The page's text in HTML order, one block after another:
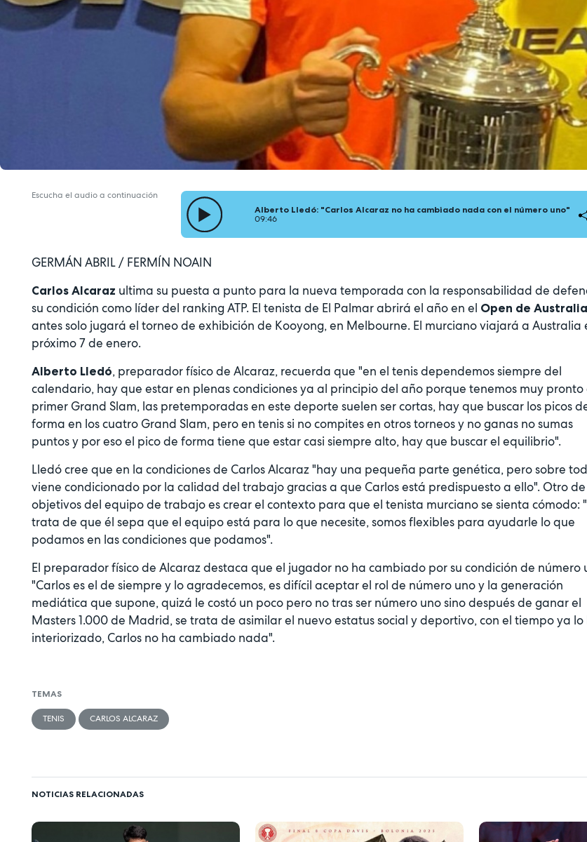
Escucha el audio a continuación
Alberto Lledó: "Carlos Alcaraz no ha cambiado nada con el número uno"
09:46
GERMÁN ABRIL / FERMÍN NOAIN
Carlos Alcaraz ultima su puesta a punto para la nueva temporada con la responsabilidad de
su condición como líder del ranking ATP. El tenista de El Palmar abrirá el año en el Open de Australia
antes solo jugará el torneo de exhibición de Kooyong, en Melbourne. El murciano viajará a Australia
próximo 7 de enero.
Alberto Lledó, preparador físico de Alcaraz, recuerda que "en el tenis dependemos siempre del
calendario, hay que estar en plenas condiciones ya al principio del año porque tenemos muy pronto
primer Grand Slam, las pretemporadas en este deporte suelen ser cortas, hay que buscar los picos
forma en los cuatro Grand Slam, pero en tenis si no compites en otros torneos y no ganas no sumas
puntos y por eso el pico de forma tiene que estar casi siempre alto, hay que buscar el equilibrio".
Lledó cree que en la condiciones de Carlos Alcaraz "hay una pequeña parte genética, pero sobre
viene condicionado por la calidad del trabajo gracias a que Carlos está predispuesto a ello". Otro de
objetivos del equipo de trabajo es crear el contexto para que el tenista murciano se sienta cómodo:
trata de que él sepa que el equipo está para lo que necesite, somos flexibles para ayudarle lo que
podamos en las condiciones que podamos".
El preparador físico de Alcaraz destaca que el jugador no ha cambiado por su condición de número
"Carlos es el de siempre y lo agradecemos, es difícil aceptar el rol de número uno y la generación
mediática que supone, quizá le costó un poco pero no tras ser número uno sino después de ganar el
Masters 1.000 de Madrid, se trata de asimilar el nuevo estatus social y deportivo, con el tiempo ya lo
interiorizado, Carlos no ha cambiado nada".
TEMAS
TENIS CARLOS ALCARAZ
NOTICIAS RELACIONADAS